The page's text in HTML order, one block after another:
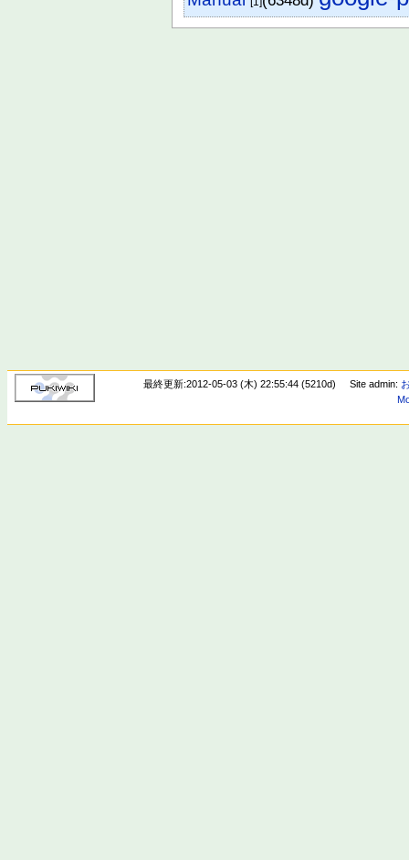
最終更新:2012-05-03 (木) 22:55:44 (5210d) Site admin: